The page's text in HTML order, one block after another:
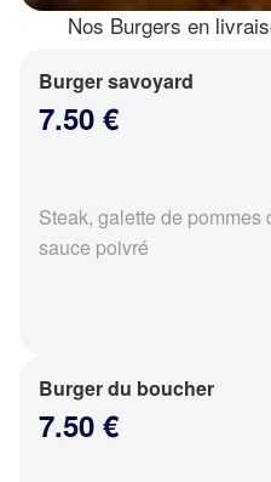
Nos Burgers en
Burger savoyard
7.50 €
Steak, galette de pommes
sauce poivré
Burger du boucher
7.50 €